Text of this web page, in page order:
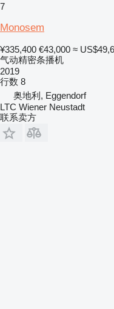
7
Monosem
¥335,400 €43,000 ≈
气动精密条播机
2019
行数 8
奥地利, Eggendorf
LTC Wiener Neustadt
联系卖方